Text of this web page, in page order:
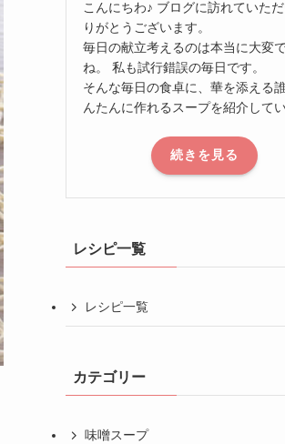
こんにちわ♪ ブログに訪れていた
りがとうございます。
毎日の献立考えるのは本当に大変
ね。 私も試行錯誤の毎日です。
そんな毎日の食卓に、華を添える
んたんに作れるスープを紹介してい
続きを見る
レシピ一覧
レシピ一覧
カテゴリー
味噌スープ